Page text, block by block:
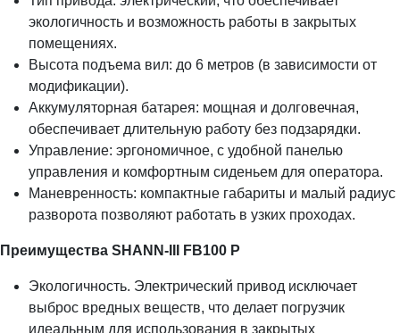
экологичность и возможность работы в закрытых
помещениях.
Высота подъема вил: до 6 метров (в зависимости от
модификации).
Аккумуляторная батарея: мощная и долговечная,
обеспечивает длительную работу без подзарядки.
Управление: эргономичное, с удобной панелью
управления и комфортным сиденьем для оператора.
Маневренность: компактные габариты и малый радиус
разворота позволяют работать в узких проходах.
Преимущества SHANN-III FB100 P
Экологичность. Электрический привод исключает
выброс вредных веществ, что делает погрузчик
идеальным для использования в закрытых